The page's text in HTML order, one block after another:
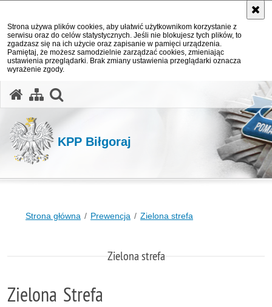
Strona używa plików cookies, aby ułatwić użytkownikom korzystanie z
serwisu oraz do celów statystycznych. Jeśli nie blokujesz tych plików, to
zgadzasz się na ich użycie oraz zapisanie w pamięci urządzenia.
Pamiętaj, że możesz samodzielnie zarządzać cookies, zmieniając
ustawienia przeglądarki. Brak zmiany ustawienia przeglądarki oznacza
wyrażenie zgody.
KPP Biłgoraj
Strona główna Prewencja Zielona strefa
Zielona strefa
Zielona Strefa